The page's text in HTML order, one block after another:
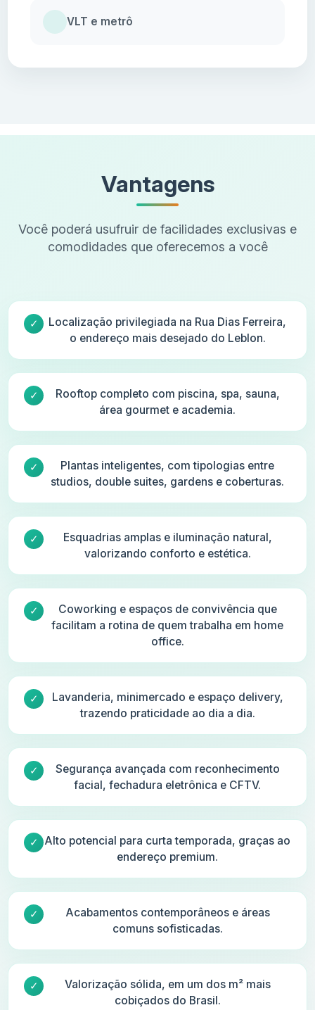
VLT e metrô
Vantagens
Você poderá usufruir de facilidades exclusivas e
comodidades que oferecemos a você
Localização privilegiada na Rua Dias Ferreira,
o endereço mais desejado do Leblon.
Rooftop completo com piscina, spa, sauna,
área gourmet e academia.
Plantas inteligentes, com tipologias entre
studios, double suites, gardens e coberturas.
Esquadrias amplas e iluminação natural,
valorizando conforto e estética.
Coworking e espaços de convivência que
facilitam a rotina de quem trabalha em home
office.
Lavanderia, minimercado e espaço delivery,
trazendo praticidade ao dia a dia.
Segurança avançada com reconhecimento
facial, fechadura eletrônica e CFTV.
Alto potencial para curta temporada, graças ao
endereço premium.
Acabamentos contemporâneos e áreas
comuns sofisticadas.
Valorização sólida, em um dos m² mais
cobiçados do Brasil.